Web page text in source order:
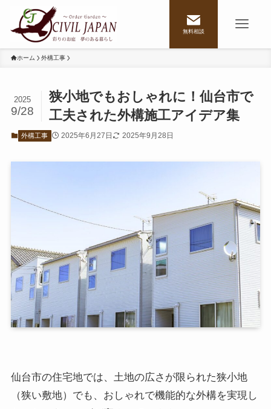
無料相談
ホーム 外構工事
狭小地でもおしゃれに！仙台市で
工夫された外構施工アイデア集
2025
9/28
外構工事 2025年6月27日 2025年9月28日
仙台市の住宅地では、土地の広さが限られた狭小地
（狭い敷地）でも、おしゃれで機能的な外構を実現し